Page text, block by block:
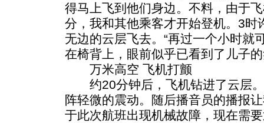
得马上飞到他们身边。不料，由于
分，我和其他乘客才开始登机。3时
无边的云层飞去。“再过一个小时就
在椅背上，眼前似乎已看到了儿子
万米高空 飞机打颤
约20分钟后，飞机钻进了云层。
阵轻微的震动。随后播音员的播报
于此次航班出现机械故障，现在需